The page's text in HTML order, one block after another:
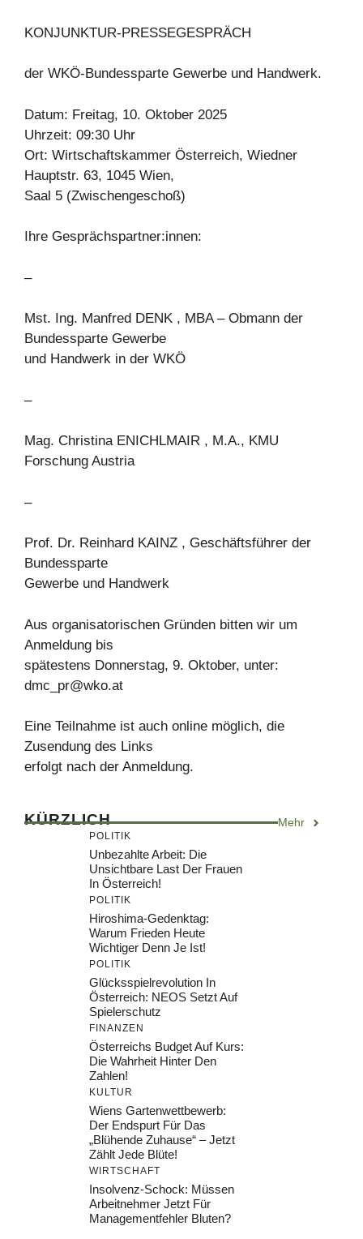
KONJUNKTUR-PRESSEGESPRÄCH
der WKÖ-Bundessparte Gewerbe und Handwerk.
Datum: Freitag, 10. Oktober 2025
Uhrzeit: 09:30 Uhr
Ort: Wirtschaftskammer Österreich, Wiedner
Hauptstr. 63, 1045 Wien,
Saal 5 (Zwischengeschoß)
Ihre Gesprächspartner:innen:
–
Mst. Ing. Manfred DENK , MBA – Obmann der
Bundessparte Gewerbe
und Handwerk in der WKÖ
–
Mag. Christina ENICHLMAIR , M.A., KMU
Forschung Austria
–
Prof. Dr. Reinhard KAINZ , Geschäftsführer der
Bundessparte
Gewerbe und Handwerk
Aus organisatorischen Gründen bitten wir um
Anmeldung bis
spätestens Donnerstag, 9. Oktober, unter:
dmc_pr@wko.at
Eine Teilnahme ist auch online möglich, die
Zusendung des Links
erfolgt nach der Anmeldung.
KÜRZLICH Mehr
POLITIK
Unbezahlte Arbeit: Die
Unsichtbare Last Der Frauen
In Österreich!
POLITIK
Hiroshima-Gedenktag:
Warum Frieden Heute
Wichtiger Denn Je Ist!
POLITIK
Glücksspielrevolution In
Österreich: NEOS Setzt Auf
Spielerschutz
FINANZEN
Österreichs Budget Auf Kurs:
Die Wahrheit Hinter Den
Zahlen!
KULTUR
Wiens Gartenwettbewerb:
Der Endspurt Für Das
„Blühende Zuhause“ – Jetzt
Zählt Jede Blüte!
WIRTSCHAFT
Insolvenz-Schock: Müssen
Arbeitnehmer Jetzt Für
Managementfehler Bluten?